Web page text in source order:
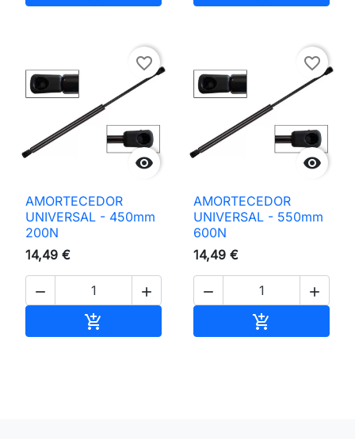

favorite_border
AMORTECEDOR
UNIVERSAL - 450mm
200N
14,49 €
 


favorite_border
AMORTECEDOR
UNIVERSAL - 550mm
600N
14,49 €
 
